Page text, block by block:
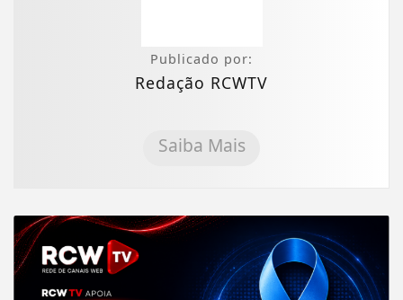
Publicado por:
Redação RCWTV
Saiba Mais